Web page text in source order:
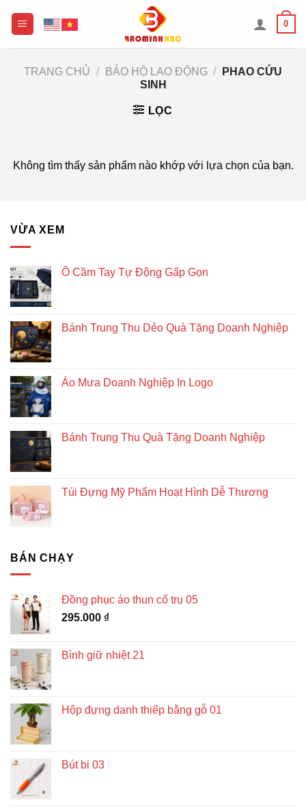
0
TRANG CHỦ / BẢO HỘ LAO ĐỘNG /
PHAO CỨU
SINH
LỌC
Không tìm thấy sản phẩm nào khớp với lựa chọn của bạn.
VỪA XEM
Ô Cầm Tay Tự Động Gấp Gọn
Bánh Trung Thu Dẻo Quà Tặng Doanh Nghiệp
Áo Mưa Doanh Nghiệp In Logo
Bánh Trung Thu Quà Tặng Doanh Nghiệp
Túi Đựng Mỹ Phẩm Hoạt Hình Dễ Thương
BÁN CHẠY
Đồng phục áo thun cổ trụ 05
295.000 ₫
Bình giữ nhiệt 21
Hộp đựng danh thiếp bằng gỗ 01
Bút bi 03